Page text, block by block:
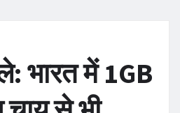
भारत में 1GB